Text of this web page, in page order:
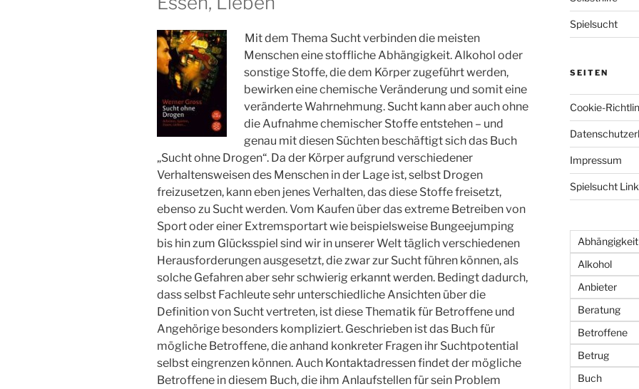
Mit dem Thema Sucht verbinden die meisten
Menschen eine stoffliche Abhängigkeit. Alkohol oder
sonstige Stoffe, die dem Körper zugeführt werden,
bewirken eine chemische Veränderung und somit eine
veränderte Wahrnehmung. Sucht kann aber auch ohne
die Aufnahme chemischer Stoffe entstehen – und
genau mit diesen Süchten beschäftigt sich das Buch
„Sucht ohne Drogen“. Da der Körper aufgrund verschiedener
Verhaltensweisen des Menschen in der Lage ist, selbst Drogen
freizusetzen, kann eben jenes Verhalten, das diese Stoffe freisetzt,
ebenso zu Sucht werden. Vom Kaufen über das extreme Betreiben von
Sport oder einer Extremsportart wie beispielsweise Bungeejumping
bis hin zum Glücksspiel sind wir in unserer Welt täglich verschiedenen
Herausforderungen ausgesetzt, die zwar zur Sucht führen können, als
solche Gefahren aber sehr schwierig erkannt werden. Bedingt dadurch,
dass selbst Fachleute sehr unterschiedliche Ansichten über die
Definition von Sucht vertreten, ist diese Thematik für Betroffene und
Angehörige besonders kompliziert. Geschrieben ist das Buch für
mögliche Betroffene, die anhand konkreter Fragen ihr Suchtpotential
selbst eingrenzen können. Auch Kontaktadressen findet der mögliche
Betroffene in diesem Buch, die ihm Anlaufstellen für sein Problem
Spielsucht
SEITEN
Cookie-
Impressum
Spielsucht
Abhängigkeit
Alkohol
Anbieter
Beratung
Betroffene
Betrug
Buch